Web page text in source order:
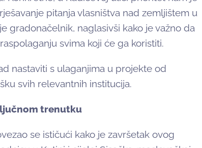
pitanja vlasništva nad zemljištem u
gradonačelnik, naglasivši kako je važno da
svima koji će ga koristiti.
nastaviti s ulaganjima u projekte od
svih relevantnih institucija.
trenutku
se ističući kako je završetak ovog